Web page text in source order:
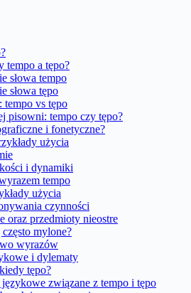
tempo a tępo?
słowa tempo
słowa tępo
tempo vs tępo
pisowni: tempo czy tępo?
i fonetyczne?
użycia
i dynamiki
tempo
użycia
czynności
oraz przedmioty nieostre
mylone?
wyrazów
i dylematy
tępo?
związane z tempo i tępo